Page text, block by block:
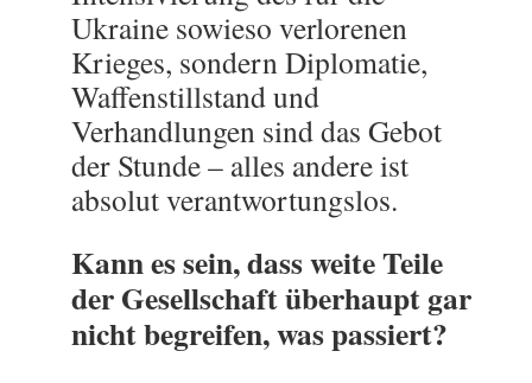
Ukraine sowieso verlorenen
Krieges, sondern Diplomatie,
Waffenstillstand und
Verhandlungen sind das Gebot
der Stunde – alles andere ist
absolut verantwortungslos.
Kann es sein, dass weite Teile
der Gesellschaft überhaupt gar
nicht begreifen, was passiert?